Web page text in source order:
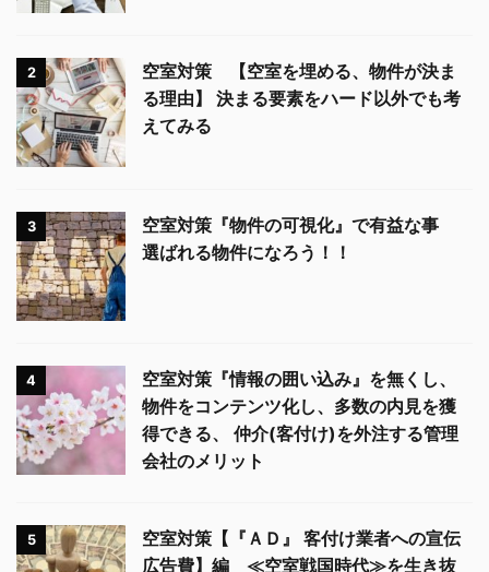
2
空室対策 【空室を埋める、物件が決ま
る理由】 決まる要素をハード以外でも考
えてみる
3
空室対策『物件の可視化』で有益な事
選ばれる物件になろう！！
4
空室対策『情報の囲い込み』を無くし、
物件をコンテンツ化し、多数の内見を獲
得できる、 仲介(客付け)を外注する管理
会社のメリット
5
空室対策【『ＡＤ』 客付け業者への宣伝
広告費】編 ≪空室戦国時代≫を生き抜